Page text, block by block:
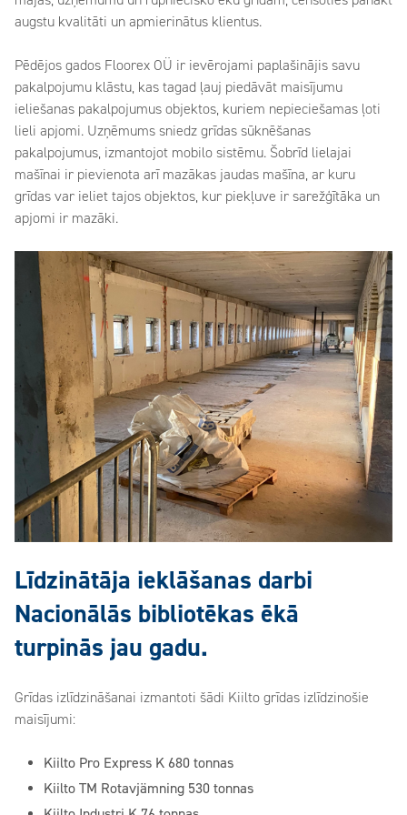
augstu kvalitāti un apmierinātus klientus.
Pēdējos gados Floorex OÜ ir ievērojami paplašinājis savu
pakalpojumu klāstu, kas tagad ļauj piedāvāt maisījumu
ieliešanas pakalpojumus objektos, kuriem nepieciešamas ļoti
lieli apjomi. Uzņēmums sniedz grīdas sūknēšanas
pakalpojumus, izmantojot mobilo sistēmu. Šobrīd lielajai
mašīnai ir pievienota arī mazākas jaudas mašīna, ar kuru
grīdas var ieliet tajos objektos, kur piekļuve ir sarežģītāka un
apjomi ir mazāki.
Līdzinātāja ieklāšanas darbi
Nacionālās bibliotēkas ēkā
turpinās jau gadu.
Grīdas izlīdzināšanai izmantoti šādi Kiilto grīdas izlīdzinošie
maisījumi:
Kiilto Pro Express K 680 tonnas
Kiilto TM Rotavjämning 530 tonnas